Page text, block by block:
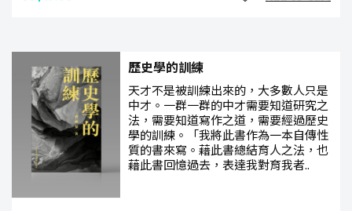
歷史學的訓練
天才不是被訓練出來的，大多數人只是
中才。一群一群的中才需要知道研究之
法，需要知道寫作之道，需要經過歷史
學的訓練。「我將此書作為一本自傳性
質的書來寫。藉此書總結育人之法，也
藉此書回憶過去，表達我對育我者..